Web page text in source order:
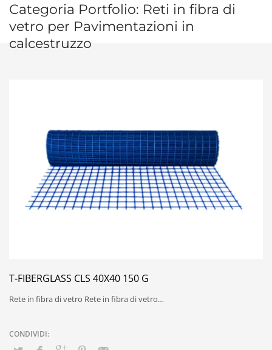
Categoria Portfolio: Reti in fibra di
vetro per Pavimentazioni in
calcestruzzo
T-FIBERGLASS CLS 40X40 150 G
Rete in fibra di vetro Rete in fibra di vetro…